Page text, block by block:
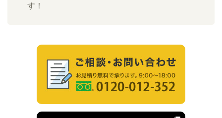
す！